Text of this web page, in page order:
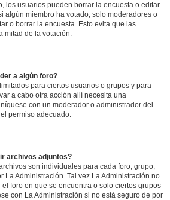
los usuarios pueden borrar la encuesta o editar
algún miembro ha votado, solo moderadores o
o borrar la encuesta. Esto evita que las
mitad de la votación.
a algún foro?
para ciertos usuarios o grupos y para
a cabo otra acción allí necesita una
con un moderador o administrador del
permiso adecuado.
archivos adjuntos?
son individuales para cada foro, grupo,
La Administración. Tal vez La Administración no
foro en que se encuentra o solo ciertos grupos
con La Administración si no está seguro de por